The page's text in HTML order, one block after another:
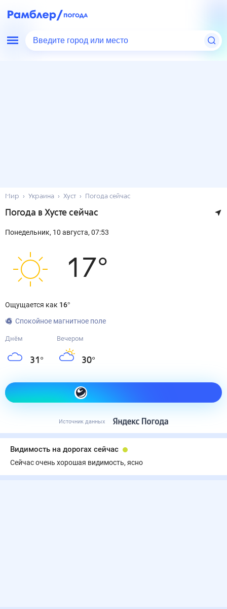
Введите город или место
Мир Украина Хуст Погода сейчас
Погода в Хусте сейчас
Понедельник, 10 августа, 07:53
17°
Ощущается как 16°
Спокойное магнитное поле
Днём
31 °
Вечером
30°
Как одеться сегодня
Источник данных
Видимость на дорогах сейчас
Сейчас очень хорошая видимость, ясно